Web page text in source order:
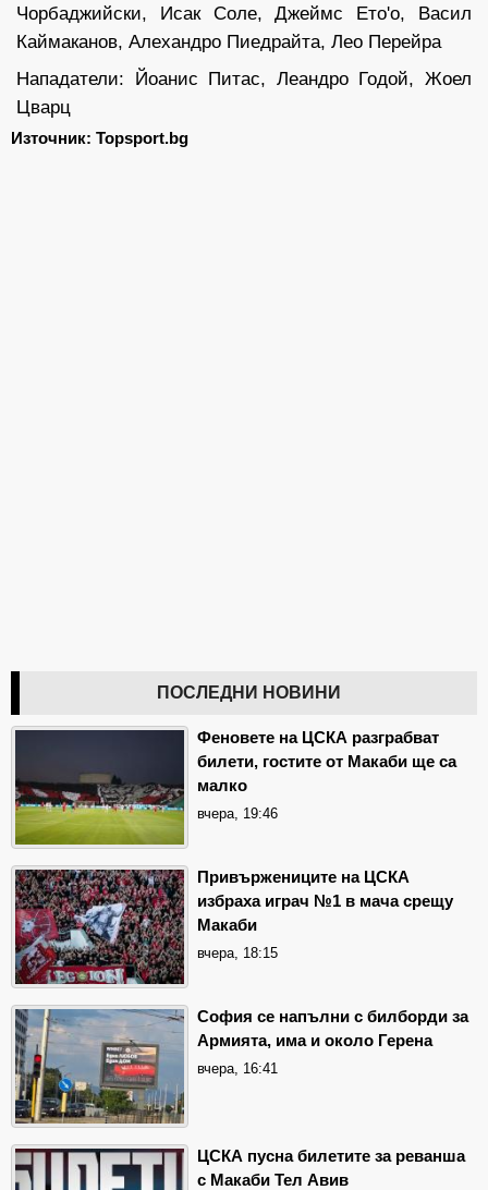
Чорбаджийски, Исак Соле, Джеймс Ето'о, Васил
Каймаканов, Алехандро Пиедрайта, Лео Перейра
Нападатели: Йоанис Питас, Леандро Годой, Жоел
Цварц
Източник: Topsport.bg
ПОСЛЕДНИ НОВИНИ
Феновете на ЦСКА разграбват
билети, гостите от Макаби ще са
малко
вчера, 19:46
Привържениците на ЦСКА
избраха играч №1 в мача срещу
Макаби
вчера, 18:15
София се напълни с билборди за
Армията, има и около Герена
вчера, 16:41
ЦСКА пусна билетите за реванша
с Макаби Тел Авив